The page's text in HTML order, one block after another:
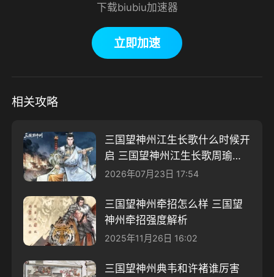
下载biubiu加速器
立即加速
相关攻略
三国望神州江生长歌什么时候开
启 三国望神州江生长歌周瑜版
本介绍
2026年07月23日 17:54
三国望神州牵招怎么样 三国望
神州牵招强度解析
2025年11月26日 16:02
三国望神州典韦和许褚谁厉害